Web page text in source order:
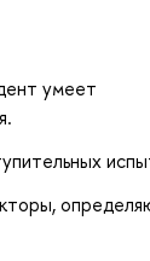
умеет